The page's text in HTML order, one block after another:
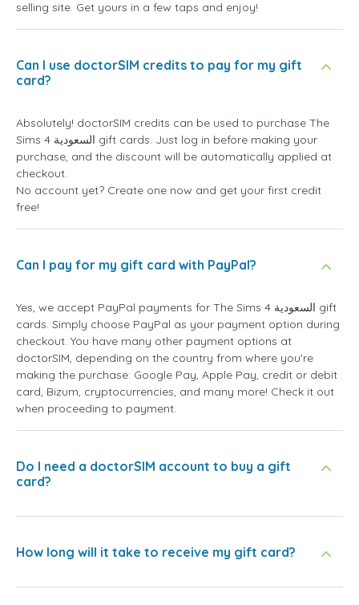
selling site. Get yours in a few taps and enjoy!
Can I use doctorSIM credits to pay for my gift
card?
Absolutely! doctorSIM credits can be used to purchase The
Sims 4 السعودية gift cards. Just log in before making your
purchase, and the discount will be automatically applied at
checkout.
No account yet? Create one now and get your first credit
free!
Can I pay for my gift card with PayPal?
Yes, we accept PayPal payments for The Sims 4 السعودية gift
cards. Simply choose PayPal as your payment option during
checkout. You have many other payment options at
doctorSIM, depending on the country from where you're
making the purchase: Google Pay, Apple Pay, credit or debit
card, Bizum, cryptocurrencies, and many more! Check it out
when proceeding to payment.
Do I need a doctorSIM account to buy a gift
card?
How long will it take to receive my gift card?